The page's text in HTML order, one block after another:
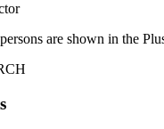
are shown in the